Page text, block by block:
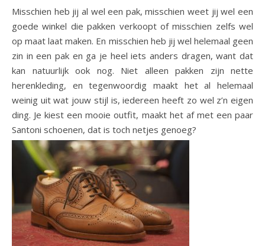
Misschien heb jij al wel een pak, misschien weet jij wel een
goede winkel die pakken verkoopt of misschien zelfs wel
op maat laat maken. En misschien heb jij wel helemaal geen
zin in een pak en ga je heel iets anders dragen, want dat
kan natuurlijk ook nog. Niet alleen pakken zijn nette
herenkleding, en tegenwoordig maakt het al helemaal
weinig uit wat jouw stijl is, iedereen heeft zo wel z’n eigen
ding. Je kiest een mooie outfit, maakt het af met een paar
Santoni schoenen, dat is toch netjes genoeg?